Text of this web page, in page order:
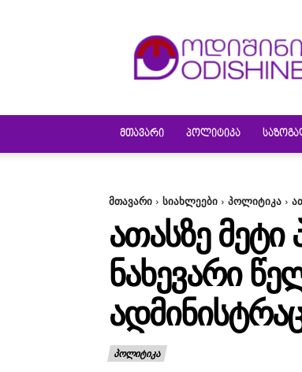
ᲛᲗᲐᲕᲐᲠᲘ ᲞᲝᲚᲘᲢᲘᲙᲐ
მთავარი სიახლეები პოლიტიკა
ᲐᲗᲐᲡᲖᲔ ᲛᲔᲢᲘ
ᲜᲐᲮᲔᲕᲐᲠᲘ
ᲞᲝᲚᲘᲢᲘᲙᲐ